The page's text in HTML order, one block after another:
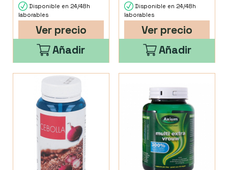
Disponible en 24/48h
laborables
Ver precio
Añadir
Disponible en 24/48h
laborables
Ver precio
Añadir